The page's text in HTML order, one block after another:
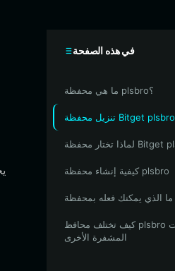
في هذه الصفحة
ما هي محفظة plsbro؟
تنزيل محفظة Bitget plsbro
كيفية إنشاء محفظة plsbro
كيف تختلف محافظ plsbro عن محافظ العملات
المشفرة الأخرى